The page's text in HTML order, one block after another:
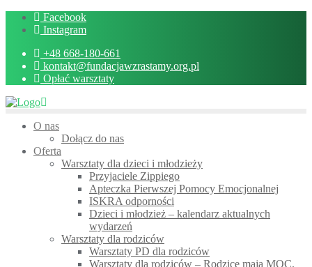
Skip
Facebook
Instagram
+48 668-180-661
kontakt@fundacjawzrastamy.org.pl
Opłać warsztaty
O nas
Dołącz do nas
Oferta
Warsztaty dla dzieci i młodzieży
Przyjaciele Zippiego
Apteczka Pierwszej Pomocy Emocjonalnej
ISKRA odporności
Dzieci i młodzież – kalendarz aktualnych
wydarzeń
Warsztaty dla rodziców
Warsztaty PD dla rodziców
Warsztaty dla rodziców – Rodzice mają MOC.